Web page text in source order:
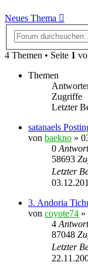
Neues Thema
4 Themen • Seite 1
Themen
Zugriffe
Letzter
satanaels
von baekno »
0
58693
Letzter
3. Andoria
von coyote74 »
4
87048
Letzter